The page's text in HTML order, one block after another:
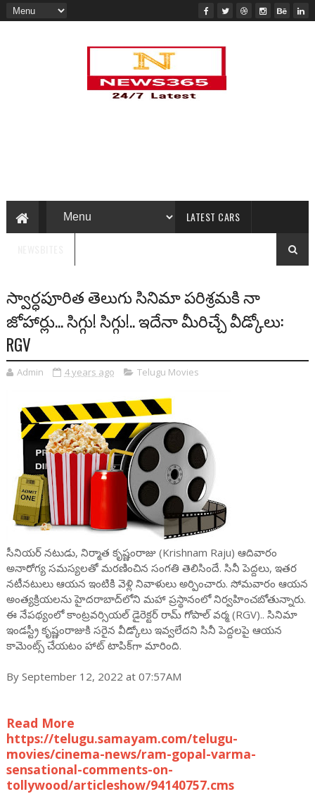
LATEST CARS
స్వార్ధపూరిత తెలుగు సినిమా పరిశ్రమకి నా
జోహార్లు... సిగ్గు! సిగ్గు!.. ఇదేనా మీరిచ్చే వీడ్కోలు:
RGV
Admin 4 years ago Telugu Movies
సీనియ‌ర్ న‌టుడు, నిర్మాత కృష్ణంరాజు (Krishnam Raju) ఆదివారం
అనారోగ్య స‌మ‌స్య‌ల‌తో మ‌ర‌ణించిన సంగ‌తి తెలిసిందే. సినీ పెద్ద‌లు, ఇత‌ర
న‌టీన‌టులు ఆయ‌న ఇంటికి వెళ్లి నివాళులు అర్పించారు. సోమ‌వారం ఆయ‌న
అంత్య‌క్రియ‌ల‌ను హైద‌రాబాద్‌లోని మ‌హా ప్ర‌స్థానంలో నిర్వ‌హించ‌బోతున్నారు.
ఈ నేప‌థ్యంలో కాంట్ర‌వ‌ర్సియ‌ల్ డైరెక్ట‌ర్ రామ్ గోపాల్ వ‌ర్మ‌ (RGV).. సినిమా
ఇండ‌స్ట్రీ కృష్ణంరాజుకి స‌రైన వీడ్కోలు ఇవ్వ‌లేద‌ని సినీ పెద్ద‌ల‌పై ఆయ‌న
కామెంట్స్ చేయ‌టం హాట్ టాపిక్‌గా మారింది.
By September 12, 2022 at 07:57AM
Read More
https://telugu.samayam.com/telugu-
movies/cinema-news/ram-gopal-varma-
sensational-comments-on-
tollywood/articleshow/94140757.cms